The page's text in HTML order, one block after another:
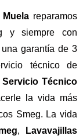
reparamos
y siempre con
garantía de 3
técnico de
Servicio Técnico
la vida más
Smeg. La vida
,
Lavavajillas